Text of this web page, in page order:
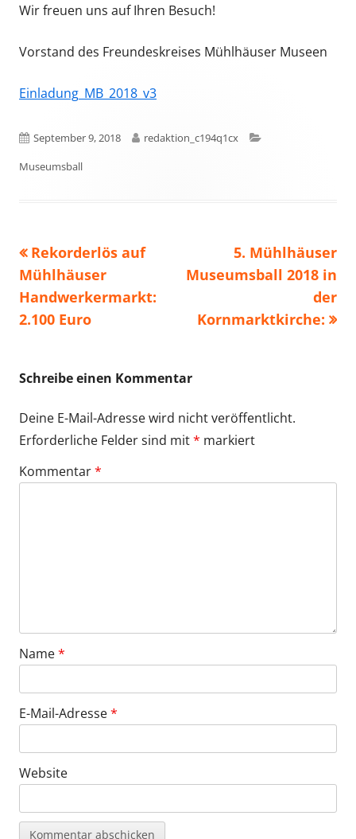
Wir freuen uns auf Ihren Besuch!
Vorstand des Freundeskreises Mühlhäuser Museen
Einladung_MB_2018_v3
Veröffentlicht
am
September 9, 2018 Autor
redaktion_c194q1cx
Museumsball
Beitragsnavigation
Vorheriger
Beitrag:
Rekorderlös auf
Mühlhäuser
Handwerkermarkt:
2.100 Euro
Nächster
Beitrag
5. Mühlhäuser
Museumsball 2018 in
der
Kornmarktkirche:
Schreibe einen Kommentar
Deine E-Mail-Adresse wird nicht veröffentlicht.
Erforderliche Felder sind mit* markiert
Kommentar*
Name*
E-Mail-Adresse*
Website